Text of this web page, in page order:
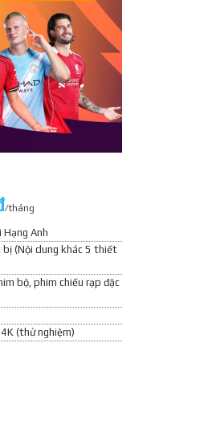
/tháng
Anh
(Nội dung khác 5 thiết
bộ, phim chiếu rạp đặc
(thử nghiệm)